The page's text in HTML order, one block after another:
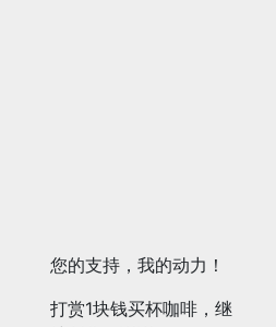
您的支持，我的动力！
打赏1块钱买杯咖啡，继